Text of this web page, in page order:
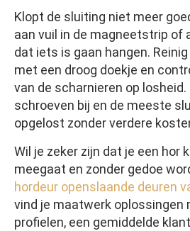
Klopt de sluiting niet meer
aan vuil in de magneetstrip of
dat iets is gaan hangen.
met een droog doekje en
van de scharnieren op losheid.
schroeven bij en de meeste
opgelost zonder verdere
Wil je zeker zijn dat je een hor
meegaat en zonder gedoe
hordeur openslaande deuren
vind je maatwerk oplossingen
profielen, een gemiddelde